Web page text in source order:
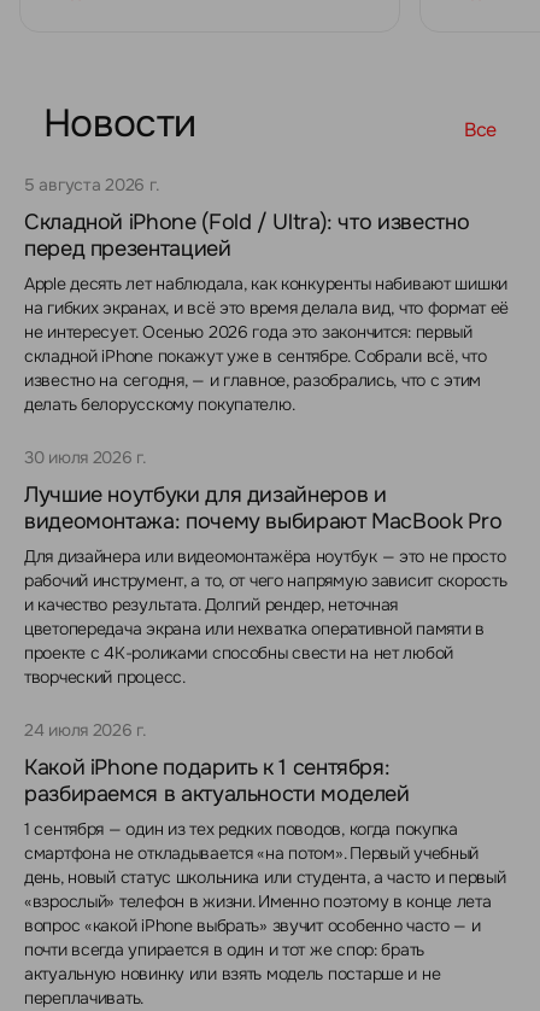
Новости Все
5 августа 2026 г.
Складной iPhone (Fold / Ultra): что известно
перед презентацией
Apple десять лет наблюдала, как конкуренты набивают шишки
на гибких экранах, и всё это время делала вид, что формат её
не интересует. Осенью 2026 года это закончится: первый
складной iPhone покажут уже в сентябре. Собрали всё, что
известно на сегодня, — и главное, разобрались, что с этим
делать белорусскому покупателю.
30 июля 2026 г.
Лучшие ноутбуки для дизайнеров и
видеомонтажа: почему выбирают MacBook Pro
Для дизайнера или видеомонтажёра ноутбук — это не просто
рабочий инструмент, а то, от чего напрямую зависит скорость
и качество результата. Долгий рендер, неточная
цветопередача экрана или нехватка оперативной памяти в
проекте с 4K-роликами способны свести на нет любой
творческий процесс.
24 июля 2026 г.
Какой iPhone подарить к 1 сентября:
разбираемся в актуальности моделей
1 сентября — один из тех редких поводов, когда покупка
смартфона не откладывается «на потом». Первый учебный
день, новый статус школьника или студента, а часто и первый
«взрослый» телефон в жизни. Именно поэтому в конце лета
вопрос «какой iPhone выбрать» звучит особенно часто — и
почти всегда упирается в один и тот же спор: брать
актуальную новинку или взять модель постарше и не
переплачивать.